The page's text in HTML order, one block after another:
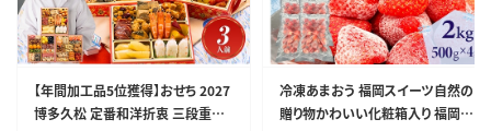
【年間加工品5位獲得】おせち 2027
博多久松 定番和洋折衷 三段重お
冷凍あまおう 福岡スイーツ自然の
贈り物かわいい化粧箱入り 福岡県